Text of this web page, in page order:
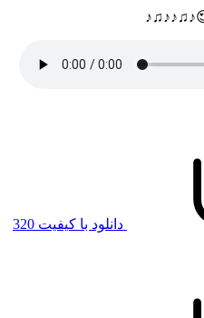
دانلود با کیفیت 320